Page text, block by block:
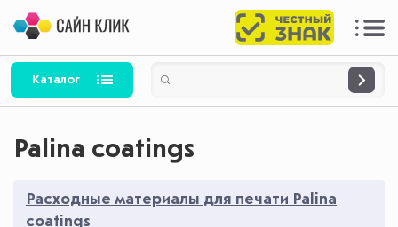
Каталог
Palina coatings
Расходные материалы для печати Palina
coatings